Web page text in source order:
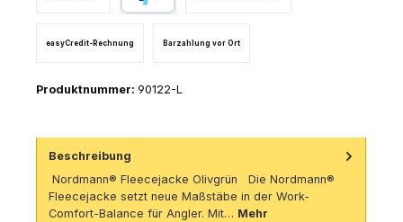
easyCredit-Rechnung Barzahlung vor Ort
Produktnummer: 90122-L
Beschreibung
Nordmann® Fleecejacke Olivgrün Die Nordmann®
Fleecejacke setzt neue Maßstäbe in der Work-
Comfort-Balance für Angler. Mit… Mehr